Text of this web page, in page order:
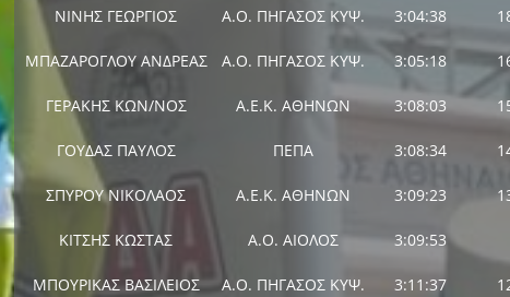
ΝΙΝΗΣ ΓΕΩΡΓΙΟΣ Α.Ο. ΠΗΓΑΣΟΣ ΚΥΨ. 3:04:38
ΜΠΑΖΑΡΟΓΛΟΥ ΑΝΔΡΕΑΣ Α.Ο. ΠΗΓΑΣΟΣ ΚΥΨ. 3:05:18
ΓΕΡΑΚΗΣ ΚΩΝ/ΝΟΣ Α.Ε.Κ. ΑΘΗΝΩΝ 3:08:03
ΓΟΥΔΑΣ ΠΑΥΛΟΣ ΠΕΠΑ 3:08:34
ΣΠΥΡΟΥ ΝΙΚΟΛΑΟΣ Α.Ε.Κ. ΑΘΗΝΩΝ 3:09:23
ΚΙΤΣΗΣ ΚΩΣΤΑΣ Α.Ο. ΑΙΟΛΟΣ 3:09:53
ΜΠΟΥΡΙΚΑΣ ΒΑΣΙΛΕΙΟΣ Α.Ο. ΠΗΓΑΣΟΣ ΚΥΨ. 3:11:37